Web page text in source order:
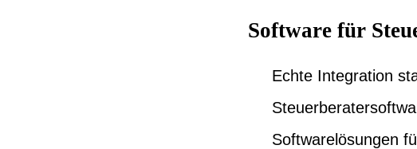
Software für
Echte Integration
Softwarelösungen